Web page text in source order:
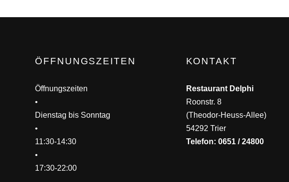
ÖFFNUNGSZEITEN
Öffnungszeiten
•
Dienstag bis Sonntag
•
11:30-14:30
•
17:30-22:00
KONTAKT
Restaurant Delphi
Roonstr. 8
(Theodor-Heuss-Allee)
54292 Trier
Telefon: 0651 / 24800